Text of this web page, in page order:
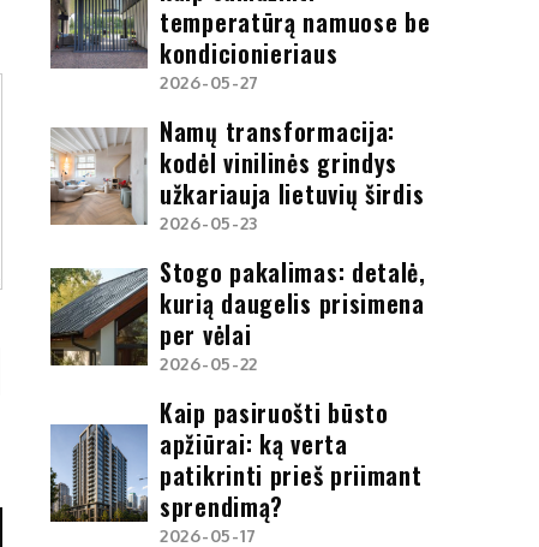
temperatūrą namuose be
kondicionieriaus
2026-05-27
Namų transformacija:
kodėl vinilinės grindys
užkariauja lietuvių širdis
2026-05-23
Stogo pakalimas: detalė,
kurią daugelis prisimena
per vėlai
2026-05-22
Kaip pasiruošti būsto
apžiūrai: ką verta
patikrinti prieš priimant
sprendimą?
2026-05-17